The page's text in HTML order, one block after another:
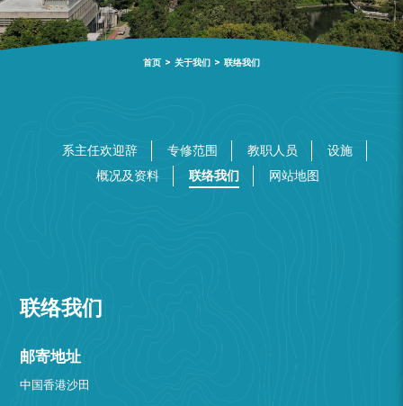
首页 > 关于我们 > 联络我们
系主任欢迎辞 专修范围 教职人员
设施
概况及资料
联络我们 网站地图
联络我们
邮寄地址
中国香港沙田